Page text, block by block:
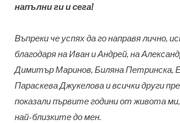
напълни ги и сега!
Въпреки че успях да го направя лично,
благодаря на Иван и Андрей, на
Димитър Маринов, Биляна Петринска,
Параскева Джукелова и всички други
показали първите години от живота
най-близките до мен.